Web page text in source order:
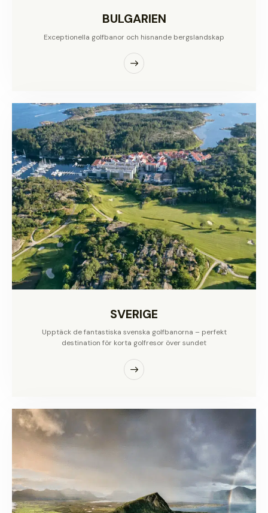
BULGARIEN
Exceptionella golfbanor och hisnande bergslandskap
SVERIGE
Upptäck de fantastiska svenska golfbanorna – perfekt
destination för korta golfresor över sundet